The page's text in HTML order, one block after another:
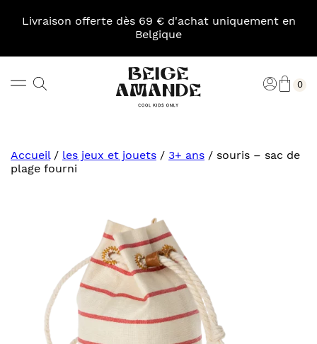
Livraison offerte dès 69 € d'achat uniquement en
Belgique
Rechercher 0
Accueil/ les jeux et jouets / 3+ ans / souris – sac de
plage fourni